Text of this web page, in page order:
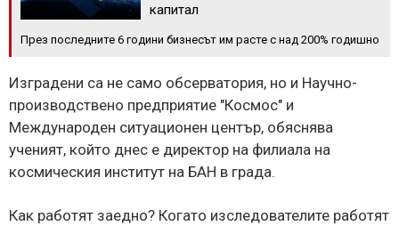
капитал
През последните 6 години бизнесът им расте с над 200% годишно
Изградени са не само обсерватория, но и Научно-
производствено предприятие "Космос" и
Международен ситуационен център, обяснява
ученият, който днес е директор на филиала на
космическия институт на БАН в града.
Как работят заедно? Когато изследователите работят